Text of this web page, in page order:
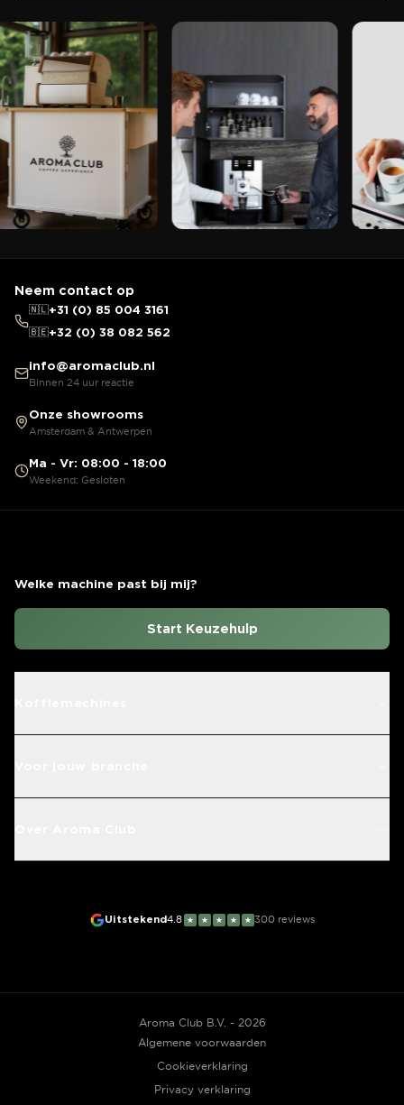
Neem contact op
🇳🇱+31 (0) 85 004 3161
🇧🇪+32 (0) 38 082 562
info@aromaclub.nl
Binnen 24 uur reactie
Onze showrooms
Amsterdam & Antwerpen
Ma - Vr: 08:00 - 18:00
Weekend: Gesloten
Welke machine past bij mij?
Start Keuzehulp
Uitstekend4.8 ★ ★ ★ ★ ★ 300 reviews
Aroma Club B.V. - 2026
Algemene voorwaarden
Cookieverklaring
Privacy verklaring